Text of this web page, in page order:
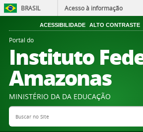
BRASIL Acesso à informação
ACESSIBILIDADE ALTO CONTRASTE
Portal do
Instituto
Amazonas
MINISTÉRIO DA DA EDUCAÇÃO
Search Site